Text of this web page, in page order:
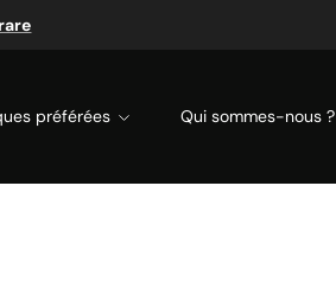
préférées Qui sommes-nous ?